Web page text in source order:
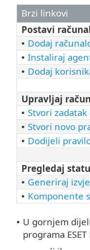
Brzi linkovi
Postavi
• Dodaj
• Instaliraj
• Dodaj
Upravljaj
• Stvori
• Stvori novo
• Dodijeli
Pregledaj
• Generiraj
• Komponente
• U gornjem
programa